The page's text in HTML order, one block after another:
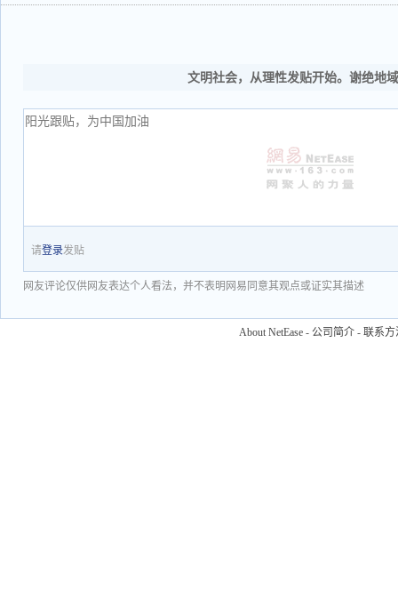
文明社会，从理性发贴开始。谢绝地
请登录发贴
网友评论仅供网友表达个人看法，并不表明网易同意其观点或证实其描述
About NetEase - 公司简介 - 联系方